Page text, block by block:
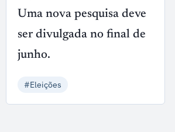
Uma nova pesquisa deve
ser divulgada no final de
junho.
#Eleições